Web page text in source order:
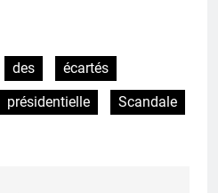
des
écartés
présidentielle
Scandale